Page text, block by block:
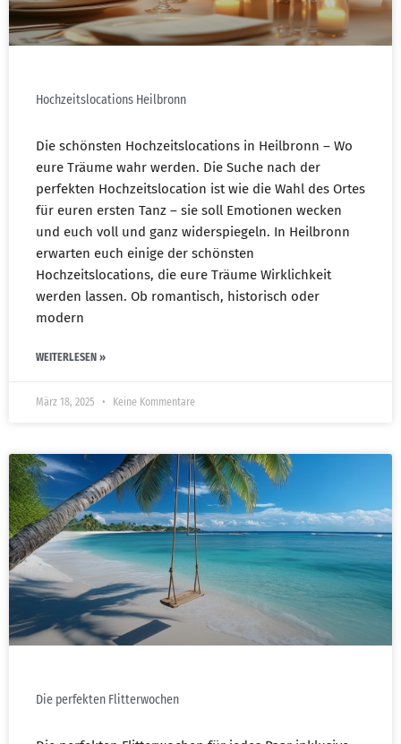
Hochzeitslocations Heilbronn​
Die schönsten Hochzeitslocations in Heilbronn – Wo
eure Träume wahr werden. Die Suche nach der
perfekten Hochzeitslocation ist wie die Wahl des Ortes
für euren ersten Tanz – sie soll Emotionen wecken
und euch voll und ganz widerspiegeln. In Heilbronn
erwarten euch einige der schönsten
Hochzeitslocations, die eure Träume Wirklichkeit
werden lassen. Ob romantisch, historisch oder
modern
WEITERLESEN »
März 18, 2025 Keine Kommentare
Die perfekten Flitterwochen